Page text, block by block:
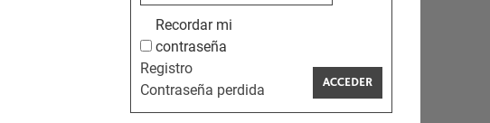
Recordar mi
contraseña
ACCEDER
Registro
Contraseña perdida